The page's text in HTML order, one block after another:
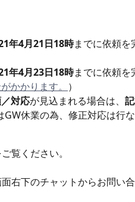
年4月21日18時までに依頼を
年4月23日18時までに依頼を
かかります。 ）
対応が見込まれる場合は、
休業の為、修正対応は行
覧ください。
右下のチャットからお問い